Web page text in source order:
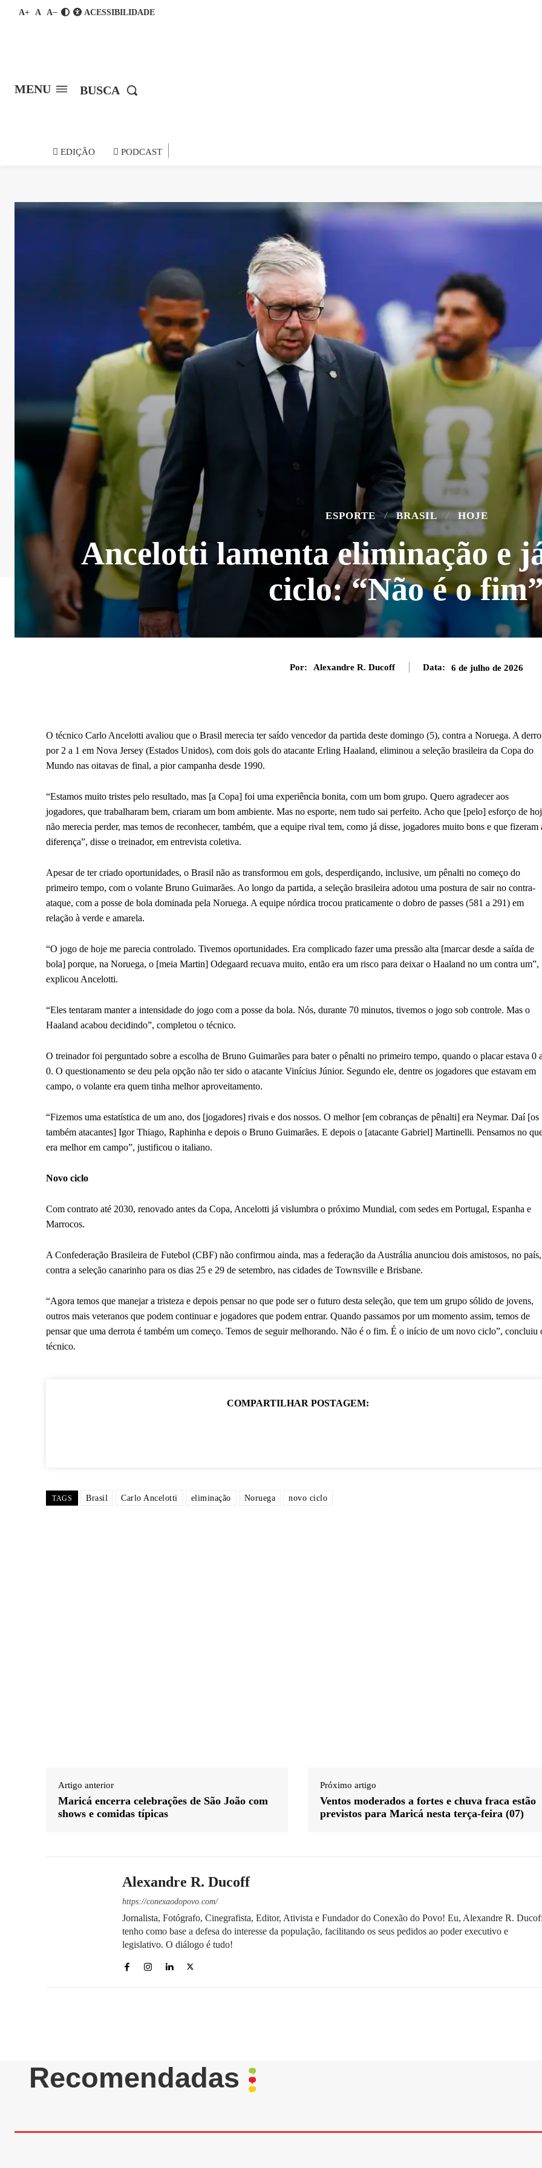
A+ A A− ACESSIBILIDADE
MENU BUSCA
EDIÇÃO PODCAST
ESPORTE BRASIL HOJE
Ancelotti lamenta eliminação e
ciclo: “Não é o
Por: Alexandre R. Ducoff Data: 6 de julho de 2026
O técnico Carlo Ancelotti avaliou que o Brasil merecia ter saído vencedor da partida deste domingo (5), contra a Noruega. A
por 2 a 1 em Nova Jersey (Estados Unidos), com dois gols do atacante Erling Haaland, eliminou a seleção brasileira da Copa do
Mundo nas oitavas de final, a pior campanha desde 1990.
“Estamos muito tristes pelo resultado, mas [a Copa] foi uma experiência bonita, com um bom grupo. Quero agradecer aos
jogadores, que trabalharam bem, criaram um bom ambiente. Mas no esporte, nem tudo sai perfeito. Acho que [pelo] esforço de
não merecia perder, mas temos de reconhecer, também, que a equipe rival tem, como já disse, jogadores muito bons e que fizeram
diferença”, disse o treinador, em entrevista coletiva.
Apesar de ter criado oportunidades, o Brasil não as transformou em gols, desperdiçando, inclusive, um pênalti no começo do
primeiro tempo, com o volante Bruno Guimarães. Ao longo da partida, a seleção brasileira adotou uma postura de sair no contra-
ataque, com a posse de bola dominada pela Noruega. A equipe nórdica trocou praticamente o dobro de passes (581 a 291) em
relação à verde e amarela.
“O jogo de hoje me parecia controlado. Tivemos oportunidades. Era complicado fazer uma pressão alta [marcar desde a saída de
bola] porque, na Noruega, o [meia Martin] Odegaard recuava muito, então era um risco para deixar o Haaland no um contra um”,
explicou Ancelotti.
“Eles tentaram manter a intensidade do jogo com a posse da bola. Nós, durante 70 minutos, tivemos o jogo sob controle. Mas o
Haaland acabou decidindo”, completou o técnico.
O treinador foi perguntado sobre a escolha de Bruno Guimarães para bater o pênalti no primeiro tempo, quando o placar estava 0
0. O questionamento se deu pela opção não ter sido o atacante Vinícius Júnior. Segundo ele, dentre os jogadores que estavam em
campo, o volante era quem tinha melhor aproveitamento.
“Fizemos uma estatística de um ano, dos [jogadores] rivais e dos nossos. O melhor [em cobranças de pênalti] era Neymar. Daí [os
também atacantes] Igor Thiago, Raphinha e depois o Bruno Guimarães. E depois o [atacante Gabriel] Martinelli. Pensamos no
era melhor em campo”, justificou o italiano.
Novo ciclo
Com contrato até 2030, renovado antes da Copa, Ancelotti já vislumbra o próximo Mundial, com sedes em Portugal, Espanha e
Marrocos.
A Confederação Brasileira de Futebol (CBF) não confirmou ainda, mas a federação da Austrália anunciou dois amistosos, no país,
contra a seleção canarinho para os dias 25 e 29 de setembro, nas cidades de Townsville e Brisbane.
“Agora temos que manejar a tristeza e depois pensar no que pode ser o futuro desta seleção, que tem um grupo sólido de jovens,
outros mais veteranos que podem continuar e jogadores que podem entrar. Quando passamos por um momento assim, temos de
pensar que uma derrota é também um começo. Temos de seguir melhorando. Não é o fim. É o início de um novo ciclo”, concluiu
técnico.
COMPARTILHAR POSTAGEM:
TAGS Brasil Carlo Ancelotti eliminação Noruega novo ciclo
Artigo anterior
Maricá encerra celebrações de São João com
shows e comidas típicas
Próximo artigo
Ventos moderados a fortes e chuva fraca estão
previstos para Maricá nesta terça-feira (07)
Alexandre R. Ducoff
https://conexaodopovo.com/
Jornalista, Fotógrafo, Cinegrafista, Editor, Ativista e Fundador do Conexão do Povo! Eu, Alexandre R.
tenho como base a defesa do interesse da população, facilitando os seus pedidos ao poder executivo e
legislativo. O diálogo é tudo!
Recomendadas